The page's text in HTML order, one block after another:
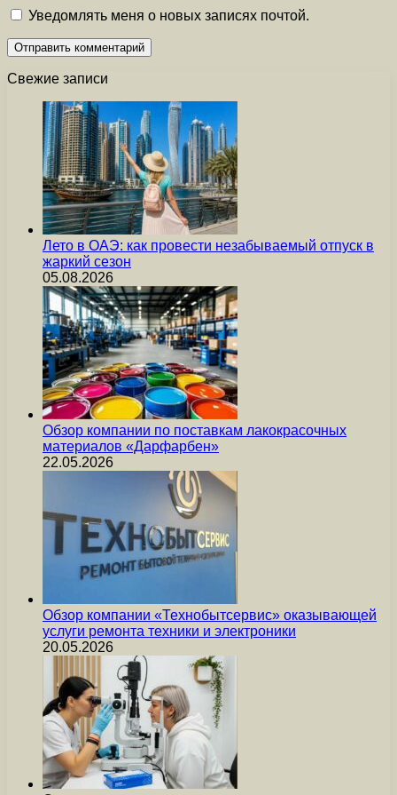
Уведомлять меня о новых записях почтой.
Свежие записи
Лето в ОАЭ: как провести незабываемый отпуск в
жаркий сезон
05.08.2026
Обзор компании по поставкам лакокрасочных
материалов «Дарфарбен»
22.05.2026
Обзор компании «Технобытсервис» оказывающей
услуги ремонта техники и электроники
20.05.2026